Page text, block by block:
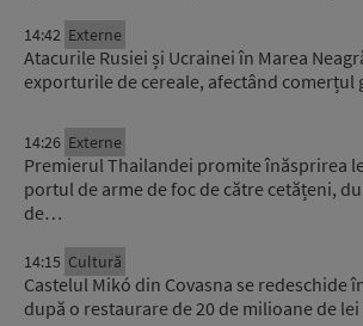
14:42 Externe
Atacurile Rusiei și Ucrainei în Marea
exporturile de cereale, afectând comerțul
14:26 Externe
Premierul Thailandei promite înăsprirea
portul de arme de foc de către cetățeni,
de…
14:15 Cultură
Castelul Mikó din Covasna se redeschide
după o restaurare de 20 de milioane de